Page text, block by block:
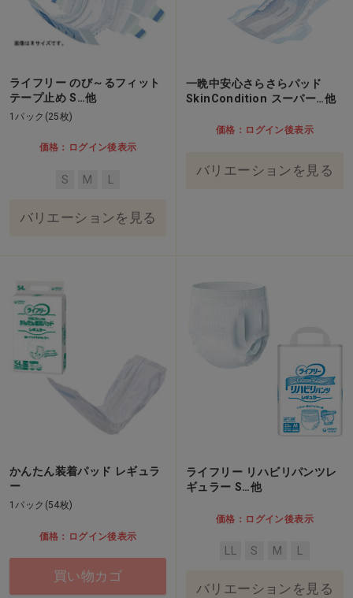
ライフリー のび～るフィット
テープ止め S…他
1パック(25枚)
価格：ログイン後表示
S M
バリエーションを見る
一晩中安心さらさらパッド
SkinCondition スーパー…他
価格：ログイン後表示
バリエーションを見る
かんたん装着パッド レギュラ
ー
1パック(54枚)
価格：ログイン後表示
買い物カゴ
ライフリー リハビリパンツレ
ギュラー S…他
価格：ログイン後表示
S M
バリエーションを見る